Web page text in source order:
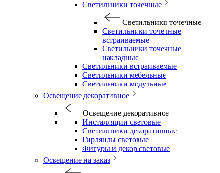
Светильники точечные
Светильники точечные
Светильники точечные
встраиваемые
Светильники точечные
накладные
Светильники встраиваемые
Светильники мебельные
Светильники модульные
Освещение декоративное
Освещение декоративное
Инсталляции световые
Светильники декоративные
Гирлянды световые
Фигуры и декор световые
Освещение на заказ